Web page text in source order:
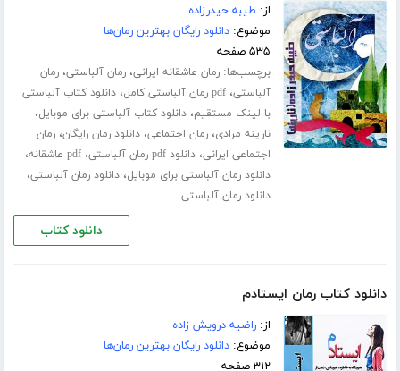
از: طیبه حیدرزاده
موضوع:دانلود رایگان بهترین رمان‌ها
۵۳۵ صفحه
برچسب‌ها:رمان عاشقانه ایرانی،رمان آلباستی،رمان
آلباستی،pdf رمان آلباستی کامل ،دانلود کتاب آلباستی
با لینک مستقیم،دانلود کتاب آلباستی برای موبایل،
نارینه مرادی،رمان اجتماعی،دانلود رمان رایگان،رمان
اجتماعی ایرانی،دانلود pdf رمان آلباستی ،pdf عاشقانه ،
دانلود رمان آلباستی برای موبایل،دانلود رمان آلباستی،
دانلود رمان آلباستی
دانلود کتاب
دانلود کتاب رمان ایستادم
از:راضیه درویش زاده
موضوع:دانلود رایگان بهترین رمان‌ها
۳۱۲ صفحه